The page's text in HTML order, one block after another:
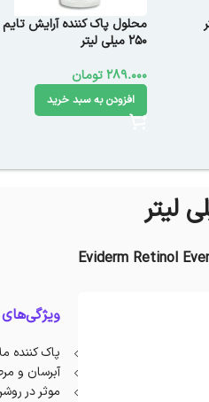
محلول پاک کننده آرایش تایم
250 میلی لیتر
289.000 تومان
افزودن به سبد خرید
Eviderm Retinol
پاک ‌کننده‌
آبرسان و
موثر در